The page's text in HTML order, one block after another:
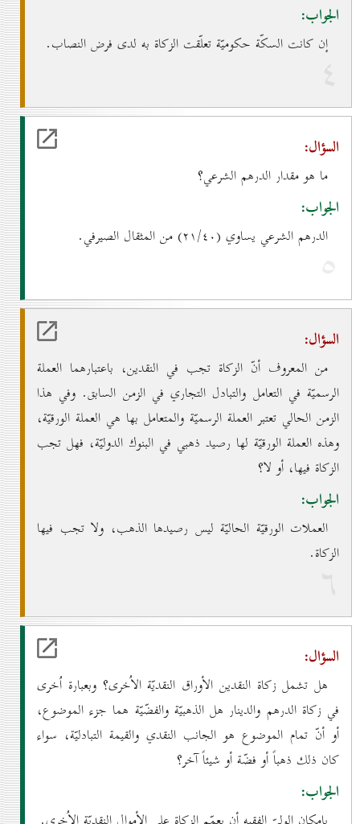
الجواب:
إن كانت السكّة حكوميّة تعلّقت الزكاة به لدى فرض النصاب.
٤
السؤال:
ما هو مقدار الدرهم الشرعي؟
الجواب:
الدرهم الشرعي يساوي (۲۱/٤٠) من المثقال الصيرفي.
٥
السؤال:
من المعروف أنّ الزكاة تجب في النقدين، باعتبارهما العملة
الرسميّة في التعامل والتبادل التجاري في الزمن السابق. وفي هذا
الزمن الحالي تعتبر العملة الرسميّة والمتعامل بها هي العملة الورقيّة،
وهذه العملة الورقيّة لها رصيد ذهبي في البنوك الدوليّة، فهل تجب
الزكاة فيها، أو لا؟
الجواب:
العملات الورقيّة الحاليّة ليس رصيدها الذهب، ولا تجب فيها
الزكاة.
٦
السؤال:
هل تشمل زكاة النقدين الأوراق النقديّة الاُخرى؟ وبعبارة اُخرى
في زكاة الدرهم والدينار هل الذهبيّة والفضّيّة هما جزء الموضوع،
أو أنّ تمام الموضوع هو الجانب النقدي والقيمة التبادليّة، سواء
كان ذلك ذهباً أو فضّة أو شيئاً آخر؟
الجواب: